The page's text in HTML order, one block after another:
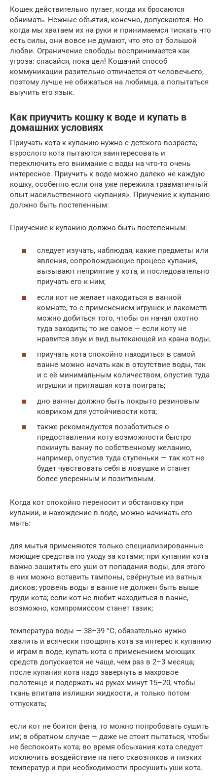
Кошек действительно пугает, когда их бросаются
обнимать. Нежные объятия, конечно, допускаются. Но
когда мы хватаем их на руки и принимаемся тискать что
есть силы, они вовсе не думают, что это от большой
любви. Ограничение свободы воспринимается как
угроза: спасайся, пока цел! Кошачий способ
коммуникации разительно отличается от человечьего,
поэтому лучше не обижаться на любимца, а попытаться
выучить его язык.
Как приучить кошку к воде и купать в
домашних условиях
Приучать кота к купанию нужно с детского возраста;
взрослого кота пытаются заинтересовать и
переключить его внимание с воды на что-то очень
интересное. Приучить к воде можно далеко не каждую
кошку, особенно если она уже пережила травматичный
опыт насильственного «купания». Приучение к купанию
должно быть постепенным:
Приучение к купанию должно быть постепенным:
следует изучать, наблюдая, какие предметы или
явления, сопровождающие процесс купания,
вызывают неприятие у кота, и последовательно
приучать его к ним;
если кот не желает находиться в ванной
комнате, то с применением игрушек и лакомств
можно добиться того, чтобы он начал охотно
туда заходить; то же самое — если коту не
нравится звук и вид вытекающей из крана воды;
приучать кота спокойно находиться в самой
ванне можно начать как в отсутствие воды, так
и с её минимальным количеством, опустив туда
игрушки и приглашая кота поиграть;
дно ванны должно быть покрыто резиновым
ковриком для устойчивости кота;
также рекомендуется позаботиться о
предоставлении коту возможности быстро
покинуть ванну по собственному желанию,
например, опустив туда ступеньки — так кот не
будет чувствовать себя в ловушке и станет
более уверенным и позитивным.
Когда кот спокойно переносит и обстановку при
купании, и нахождение в воде, можно начинать его
мыть:
для мытья применяются только специализированные
моющие средства по уходу за котами; при купании кота
важно защитить его уши от попадания воды, для этого
в них можно вставить тампоны, свёрнутые из ватных
дисков; уровень воды в ванне не должен быть выше
груди кота; если кот не любит находиться в ванне,
возможно, компромиссом станет тазик;
температура воды — 38–39 °С; обязательно нужно
хвалить и всячески поощрять кота за интерес к купанию
и играм в воде; купать кота с применением моющих
средств допускается не чаще, чем раз в 2–3 месяца;
после купания кота надо завернуть в махровое
полотенце и подержать на руках минут 15–20, чтобы
ткань впитала излишки жидкости, и только потом
отпускать;
если кот не боится фена, то можно попробовать сушить
им; в обратном случае — даже не стоит пытаться, чтобы
не беспокоить кота; во время обсыхания кота следует
исключить воздействие на него сквозняков и низких
температур и при необходимости просушить уши кота.